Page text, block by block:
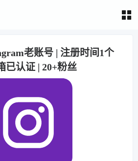
老账号 | 注册时间1个
已认证 | 20+粉丝